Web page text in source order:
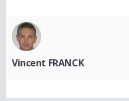
Vincent FRANCK